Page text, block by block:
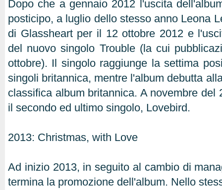
Dopo che a gennaio 2012 l'uscita
posticipo, a luglio dello stesso anno Leona
di Glassheart per il 12 ottobre 2012 e
del nuovo singolo Trouble (la cui
ottobre). Il singolo raggiunge la settima
singoli britannica, mentre l'album debutta
classifica album britannica. A novembre del
il secondo ed ultimo singolo, Lovebird.
2013: Christmas, with Love
Ad inizio 2013, in seguito al cambio di
termina la promozione dell'album. Nello